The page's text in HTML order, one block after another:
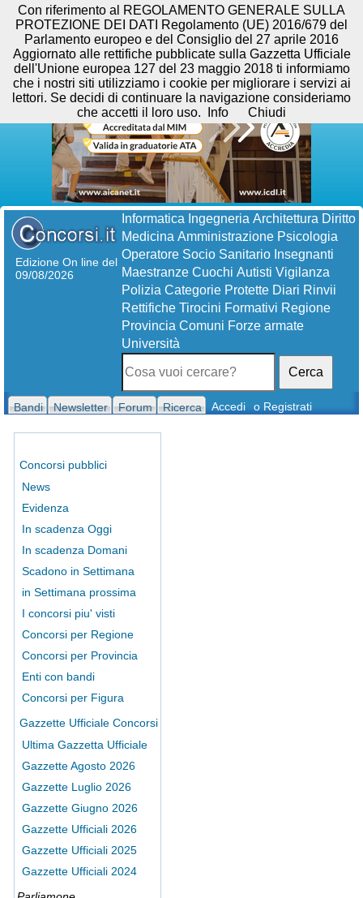
Edizione On line del
09/08/2026
Informatica Ingegneria Architettura Diritto
Medicina Amministrazione Psicologia
Operatore Socio Sanitario Insegnanti
Maestranze Cuochi Autisti Vigilanza
Polizia Categorie Protette Diari Rinvii
Rettifiche Tirocini Formativi Regione
Provincia Comuni Forze armate
Università
Cerca
Bandi Newsletter Forum Ricerca Accedi o Registrati
Concorsi pubblici
News
Evidenza
In scadenza Oggi
In scadenza Domani
Scadono in Settimana
in Settimana prossima
I concorsi piu' visti
Concorsi per Regione
Concorsi per Provincia
Enti con bandi
Concorsi per Figura
Gazzette Ufficiale Concorsi
Ultima Gazzetta Ufficiale
Gazzette Agosto 2026
Gazzette Luglio 2026
Gazzette Giugno 2026
Gazzette Ufficiali 2026
Gazzette Ufficiali 2025
Gazzette Ufficiali 2024
Con riferimento al REGOLAMENTO GENERALE SULLA
PROTEZIONE DEI DATI Regolamento (UE) 2016/679 del
Parlamento europeo e del Consiglio del 27 aprile 2016
Aggiornato alle rettifiche pubblicate sulla Gazzetta Ufficiale
dell'Unione europea 127 del 23 maggio 2018 ti informiamo
che i nostri siti utilizziamo i cookie per migliorare i servizi ai
lettori. Se decidi di continuare la navigazione consideriamo
che accetti il loro uso.
Info Chiudi